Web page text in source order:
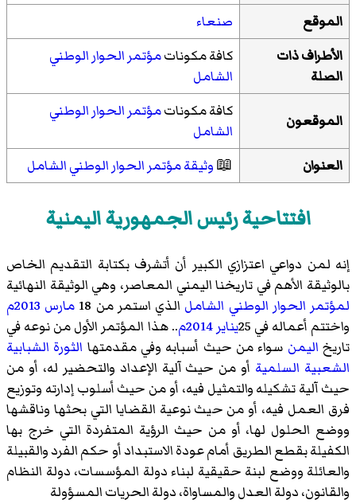
الموقع
صنعاء
الأطراف ذات
الصلة
كافة مكوناتمؤتمر الحوار الوطني
الشامل
الموقعون كافة مكوناتمؤتمر الحوار الوطني
الشامل
العنوان
📖وثيقة مؤتمر الحوار الوطني الشامل
افتتاحية رئيس الجمهورية اليمنية
إنه لمن دواعي اعتزازي الكبير أن أتشرف بكتابة التقديم الخاص
بالوثيقة الأهم في تاريخنا اليمني المعاصر، وهي الوثيقة النهائية
لمؤتمر الحوار الوطني الشامل الذي استمر من 18 مارس 2013م
واختتم أعماله في 25
يناير 2014م .. هذا المؤتمر الأول من نوعه في
تاريخ اليمن سواء من حيث أسبابه وفي مقدمتها الثورة الشبابية
الشعبية السلمية أو من حيث آلية الإعداد والتحضير له، أو من
حيث آلية تشكيله والتمثيل فيه، أو من حيث أسلوب إدارته وتوزيع
فرق العمل فيه، أو من حيث نوعية القضايا التي بحثها وناقشها
ووضع الحلول لها، أو من حيث الرؤية المتفردة التي خرج بها
الكفيلة بقطع الطريق أمام عودة الاستبداد أو حكم الفرد والقبيلة
والعائلة ووضع لبنة حقيقية لبناء دولة المؤسسات، دولة النظام
والقانون، دولة العدل والمساواة، دولة الحريات المسؤولة